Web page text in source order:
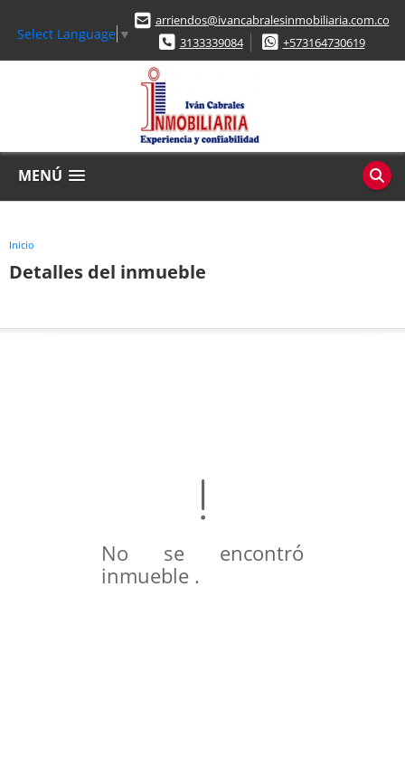
Select Language ▼
arriendos@ivancabralesinmobiliaria.com.co
3133339084
+573164730619
MENÚ
Inicio
Detalles del inmueble
No se encontró
inmueble .